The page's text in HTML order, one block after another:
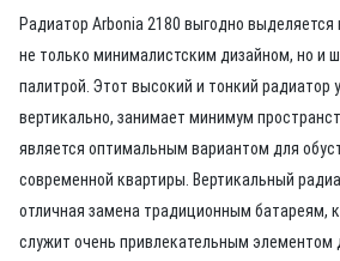
Радиатор Arbonia 2180 выгодно выделяется
не только минималистским дизайном, но и
палитрой. Этот высокий и тонкий радиатор
вертикально, занимает минимум
является оптимальным вариантом для
современной квартиры. Вертикальный
отличная замена традиционным батареям,
служит очень привлекательным элементом